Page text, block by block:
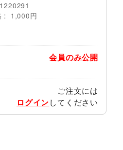
1,000円
会員のみ公開
ご注文には
ログインしてください